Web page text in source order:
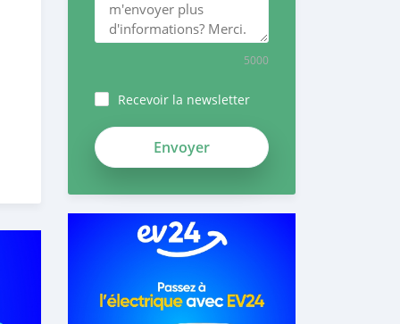
5000
Recevoir la newsletter